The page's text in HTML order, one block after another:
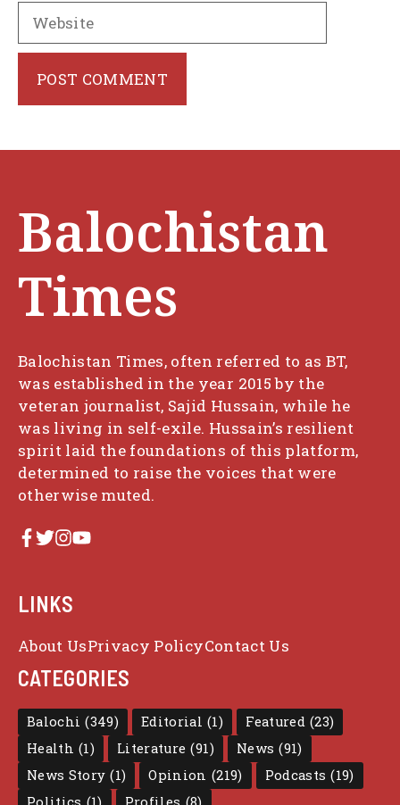
Website
Balochistan
Times
Balochistan Times, often referred to as BT,
was established in the year 2015 by the
veteran journalist, Sajid Hussain, while he
was living in self-exile. Hussain’s resilient
spirit laid the foundations of this platform,
determined to raise the voices that were
otherwise muted.
LINKS
About UsPrivacy PolicyContact Us
CATEGORIES
Balochi (349) Editorial (1) Featured (23)
Health (1) Literature (91) News (91)
News Story (1) Opinion (219) Podcasts (19)